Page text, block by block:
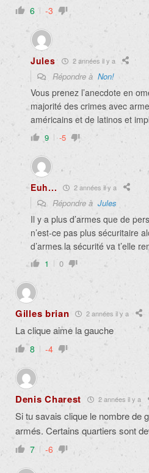
6 -3
Jules 2 années il y a
Répondre à Non!
Vous prenez l’anecdote en
majorité des crimes avec
américains et de latinos et
9 -5
Euh... 2 années il y a
Répondre à Jules
Il y a plus d’armes que de
n’est-ce pas plus sécuritaire
d’armes la sécurité va t’elle
1 0
Gilles brian 2 années il y a
La clique aime la gauche
8 -4
Denis Charest 2 années il y a
Si tu savais clique le nombre de
armés. Certains quartiers sont
7 -6